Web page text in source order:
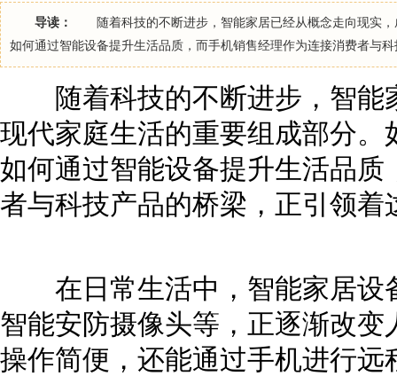
导读：
随着科技的不断进步，智能家居已经从概念走向现实，
如何通过智能设备提升生活品质，而手机销售经理作为连接消费者与
随着科技的不断进步，智能
现代家庭生活的重要组成部分
如何通过智能设备提升生活品
者与科技产品的桥梁，正引领着
在日常生活中，智能家居设
智能安防摄像头等，正逐渐改
操作简便，还能通过手机进行